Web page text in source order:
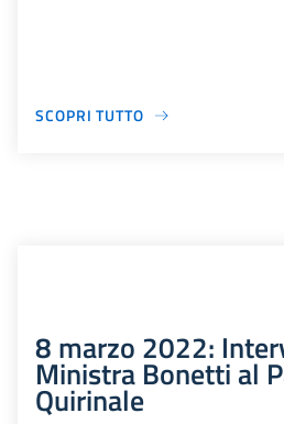
SCOPRI TUTTO
8 marzo 2022:
Ministra Bonetti al
Quirinale